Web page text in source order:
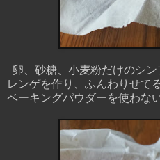
卵、砂糖、小麦粉だけのシ
レンゲを作り、ふんわりせて
ベーキングパウダーを使わな